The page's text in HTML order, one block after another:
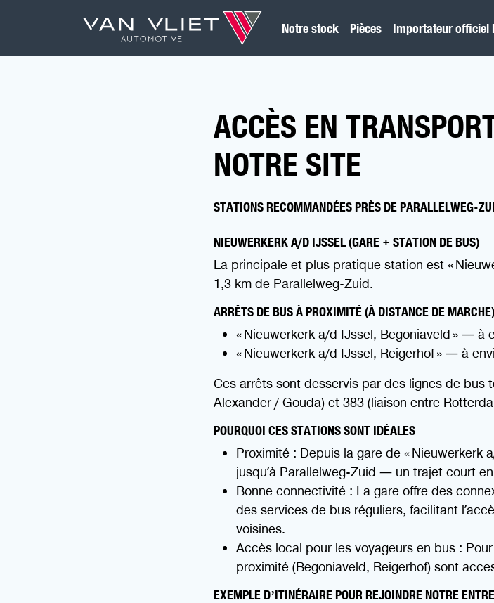
Notre stock Pièces Importateur officiel
ACCÈS EN
NOTRE SITE
STATIONS RECOMMANDÉES PRÈS DE PARALLELWEG-
NIEUWERKERK A/D IJSSEL (GARE + STATION DE BUS)
La principale et plus pratique station est «
1,3 km de Parallelweg-Zuid.
ARRÊTS DE BUS À PROXIMITÉ (À DISTANCE DE MARCHE)
« Nieuwerkerk a/d IJssel, Begoniaveld » — à
« Nieuwerkerk a/d IJssel, Reigerhof » — à
Ces arrêts sont desservis par des lignes de
Alexander / Gouda) et 383 (liaison entre
POURQUOI CES STATIONS SONT IDÉALES
Proximité : Depuis la gare de « Nieuwerkerk
jusqu’à Parallelweg-Zuid — un trajet court
Bonne connectivité : La gare offre des
des services de bus réguliers, facilitant
voisines.
Accès local pour les voyageurs en bus :
proximité (Begoniaveld, Reigerhof) sont
EXEMPLE D’ITINÉRAIRE POUR REJOINDRE NOTRE